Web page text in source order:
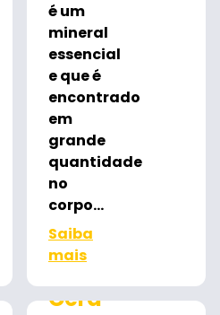
é um
mineral
essencial
e que é
encontrado
em
grande
quantidade
no
corpo...
Saiba
mais
Cera